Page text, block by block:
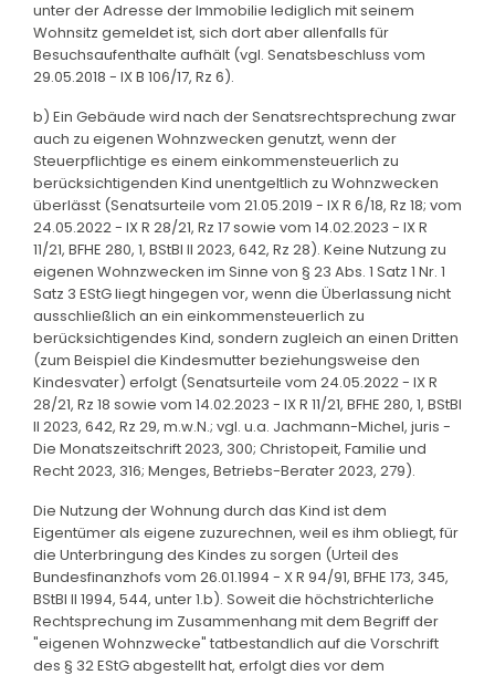
unter der Adresse der Immobilie lediglich mit seinem
Wohnsitz gemeldet ist, sich dort aber allenfalls für
Besuchsaufenthalte aufhält (vgl. Senatsbeschluss vom
29.05.2018 - IX B 106/17, Rz 6).
b) Ein Gebäude wird nach der Senatsrechtsprechung zwar
auch zu eigenen Wohnzwecken genutzt, wenn der
Steuerpflichtige es einem einkommensteuerlich zu
berücksichtigenden Kind unentgeltlich zu Wohnzwecken
überlässt (Senatsurteile vom 21.05.2019 - IX R 6/18, Rz 18; vom
24.05.2022 - IX R 28/21, Rz 17 sowie vom 14.02.2023 - IX R
11/21, BFHE 280, 1, BStBl II 2023, 642, Rz 28). Keine Nutzung zu
eigenen Wohnzwecken im Sinne von § 23 Abs. 1 Satz 1 Nr. 1
Satz 3 EStG liegt hingegen vor, wenn die Überlassung nicht
ausschließlich an ein einkommensteuerlich zu
berücksichtigendes Kind, sondern zugleich an einen Dritten
(zum Beispiel die Kindesmutter beziehungsweise den
Kindesvater) erfolgt (Senatsurteile vom 24.05.2022 - IX R
28/21, Rz 18 sowie vom 14.02.2023 - IX R 11/21, BFHE 280, 1, BStBl
II 2023, 642, Rz 29, m.w.N.; vgl. u.a. Jachmann-Michel, juris -
Die Monatszeitschrift 2023, 300; Christopeit, Familie und
Recht 2023, 316; Menges, Betriebs-Berater 2023, 279).
Die Nutzung der Wohnung durch das Kind ist dem
Eigentümer als eigene zuzurechnen, weil es ihm obliegt, für
die Unterbringung des Kindes zu sorgen (Urteil des
Bundesfinanzhofs vom 26.01.1994 - X R 94/91, BFHE 173, 345,
BStBl II 1994, 544, unter 1.b). Soweit die höchstrichterliche
Rechtsprechung im Zusammenhang mit dem Begriff der
"eigenen Wohnzwecke" tatbestandlich auf die Vorschrift
des § 32 EStG abgestellt hat, erfolgt dies vor dem